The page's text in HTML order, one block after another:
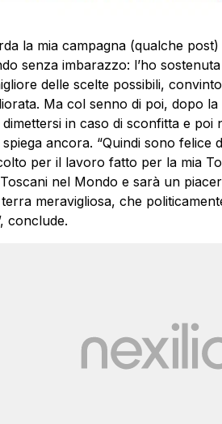
la mia campagna (qualche
senza imbarazzo: l’ho
delle scelte possibili,
Ma col senno di poi, dopo
dimettersi in caso di sconfitta e
ancora. “Quindi sono felice
per il lavoro fatto per la mia
nel Mondo e sarà un
terra meravigliosa, che
conclude.